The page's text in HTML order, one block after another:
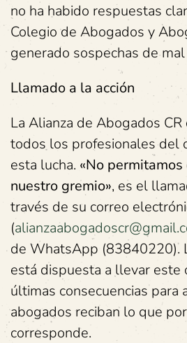
no ha habido respuestas
Colegio de Abogados y
generado sospechas de
Llamado a la acción
La Alianza de Abogados
todos los profesionales del
esta lucha. «No
nuestro gremio», es el
través de su correo
(
de WhatsApp (83840220).
está dispuesta a llevar este
últimas consecuencias para
abogados reciban lo que
corresponde.